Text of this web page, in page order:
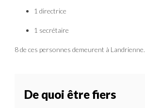
1 directrice
1 secrétaire
8 de ces personnes demeurent à Landrienne.
De quoi être fiers